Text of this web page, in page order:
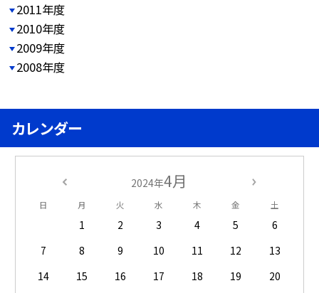
2011年度
2010年度
2009年度
2008年度
カレンダー
2024年4月
日 月 火 水 木 金 土
1 2 3 4 5
6
7
8 9 10 11 12
13
14
15 16 17 18 19
20